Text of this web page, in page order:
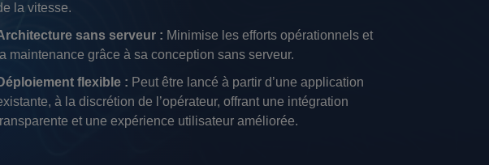
la vitesse.
sans serveur : Minimise les efforts opérationnels et
la maintenance grâce à sa conception sans serveur.
flexible : Peut être lancé à partir d’une application
à la discrétion de l’opérateur, offrant une intégration
et une expérience utilisateur améliorée.